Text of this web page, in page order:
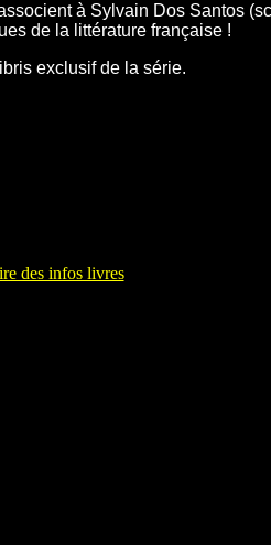
à Sylvain Dos Santos
de la littérature française !
exclusif de la série.
des infos livres